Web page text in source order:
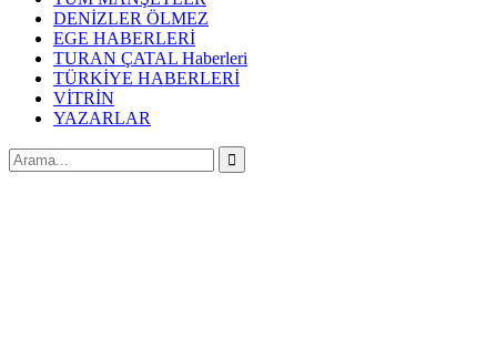
DENİZLER ÖLMEZ
EGE HABERLERİ
TURAN ÇATAL Haberleri
TÜRKİYE HABERLERİ
VİTRİN
YAZARLAR